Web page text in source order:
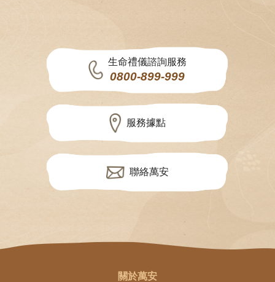
生命禮儀諮詢服務
0800-899-999
服務據點
聯絡萬安
關於萬安